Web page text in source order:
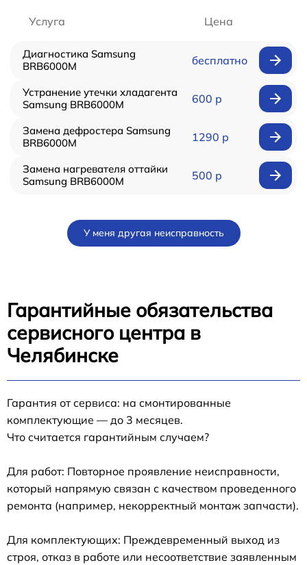
Услуга Цена
Диагностика Samsung
BRB6000M
бесплатно
Устранение утечки хладагента
Samsung BRB6000M
600 р
Замена дефростера Samsung
BRB6000M
1290 р
Замена нагревателя оттайки
Samsung BRB6000M
500 р
У меня другая неисправность
Гарантийные обязательства
сервисного центра в
Челябинске
Гарантия от сервиса: на смонтированные
комплектующие — до 3 месяцев.
Что считается гарантийным случаем?
Для работ: Повторное проявление неисправности,
который напрямую связан с качеством проведенного
ремонта (например, некорректный монтаж запчасти).
Для комплектующих: Преждевременный выход из
строя, отказ в работе или несоответствие заявленным